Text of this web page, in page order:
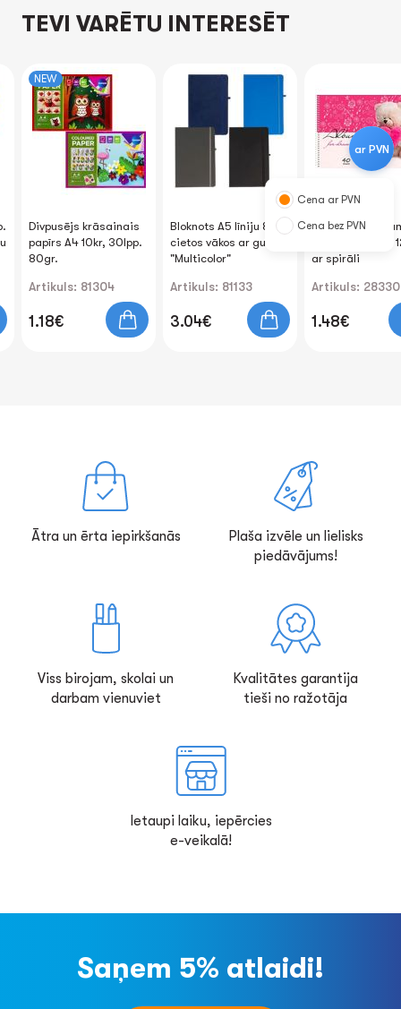
TEVI VARĒTU INTERESĒT
NEW
Divpusējs krāsainais
papīrs A4 10kr, 30lpp.
80gr.
Artikuls: 81304
1.18€
Bloknots A5 līniju 80lp.
cietos vākos ar gumiju
"Multicolor"
Artikuls: 81133
3.04€
Zīmēšanas
40lp. "Asorti 2"
ar spirāli
Artikuls: 28330
1.48€
ar PVN
Cena ar PVN
Cena bez PVN
Ātra un ērta iepirkšanās
Plaša izvēle un lielisks
piedāvājums!
Viss birojam, skolai un
darbam vienuviet
Kvalitātes garantija
tieši no ražotāja
Ietaupi laiku, iepērcies
e-veikalā!
Saņem 5% atlaidi!